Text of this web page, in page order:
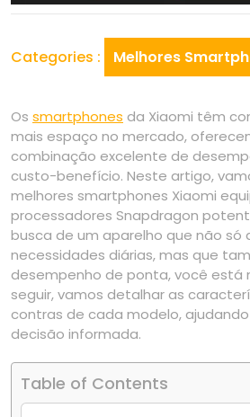
Categories : Melhores
Os smartphones da Xiaomi têm
mais espaço no mercado,
combinação excelente de
custo-benefício. Neste artigo,
melhores smartphones Xiaomi
processadores Snapdragon
busca de um aparelho que não só
necessidades diárias, mas que
desempenho de ponta, você está
seguir, vamos detalhar as
contras de cada modelo,
decisão informada.
Table of Contents